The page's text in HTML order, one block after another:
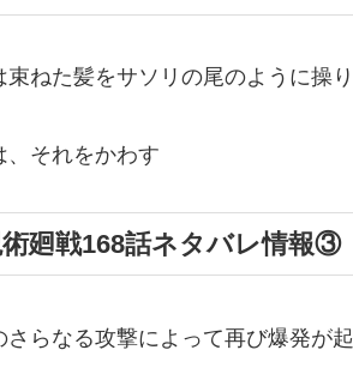
束ねた髪をサソリの尾のように操
、それをかわす
術廻戦168話ネタバレ情報
さらなる攻撃によって再び爆発が